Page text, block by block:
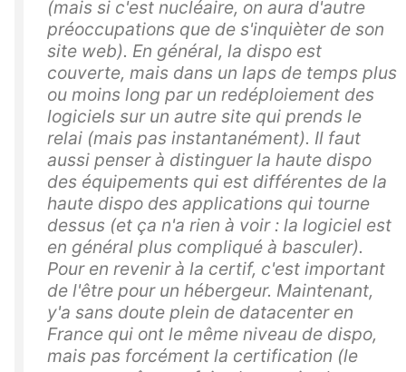
(mais si c'est nucléaire, on aura d'autre
préoccupations que de s'inquièter de son
site web). En général, la dispo est
couverte, mais dans un laps de temps plus
ou moins long par un redéploiement des
logiciels sur un autre site qui prends le
relai (mais pas instantanément). Il faut
aussi penser à distinguer la haute dispo
des équipements qui est différentes de la
haute dispo des applications qui tourne
dessus (et ça n'a rien à voir : la logiciel est
en général plus compliqué à basculer).
Pour en revenir à la certif, c'est important
de l'être pour un hébergeur. Maintenant,
y'a sans doute plein de datacenter en
France qui ont le même niveau de dispo,
mais pas forcément la certification (le